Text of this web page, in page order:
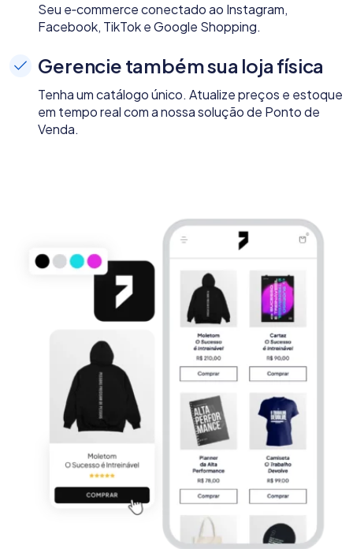
Seu e‑commerce conectado ao Instagram,
Facebook, TikTok e Google Shopping.
Gerencie também sua loja física
Tenha um catálogo único. Atualize preços e estoque
em tempo real com a nossa solução de Ponto de
Venda.